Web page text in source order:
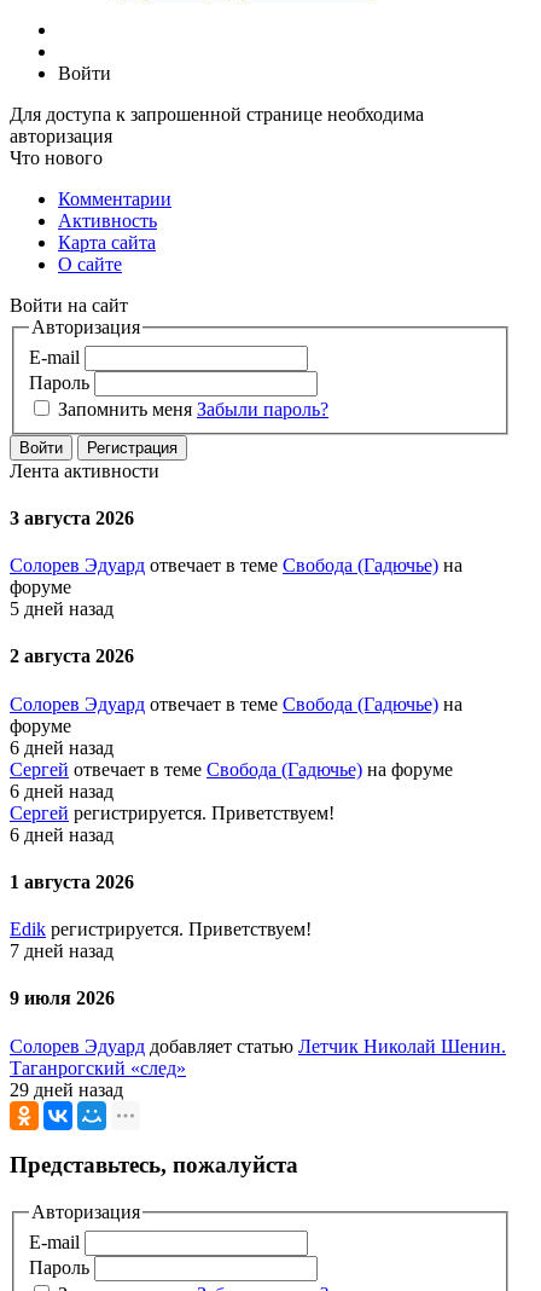
Войти
Для доступа к запрошенной странице необходима
авторизация
Что нового
Комментарии
Активность
Карта сайта
О сайте
Войти на сайт
Авторизация
E-mail
Пароль
Запомнить меня Забыли пароль?
Войти Регистрация
Лента активности
3 августа 2026
Солорев Эдуард отвечает в теме Свобода (Гадючье) на
форуме
5 дней назад
2 августа 2026
Солорев Эдуард отвечает в теме Свобода (Гадючье) на
форуме
6 дней назад
Сергей отвечает в теме Свобода (Гадючье) на форуме
6 дней назад
Сергей регистрируется. Приветствуем!
6 дней назад
1 августа 2026
Edik регистрируется. Приветствуем!
7 дней назад
9 июля 2026
Солорев Эдуард добавляет статью Летчик Николай Шенин.
Таганрогский «след»
29 дней назад
Представьтесь, пожалуйста
Авторизация
E-mail
Пароль